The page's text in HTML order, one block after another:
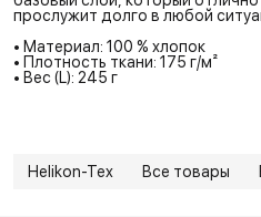
прослужит долго в любой
• Материал: 100 % хлопок
• Плотность ткани: 175 г/м²
• Вес (L): 245 г
Helikon-Tex Все товары